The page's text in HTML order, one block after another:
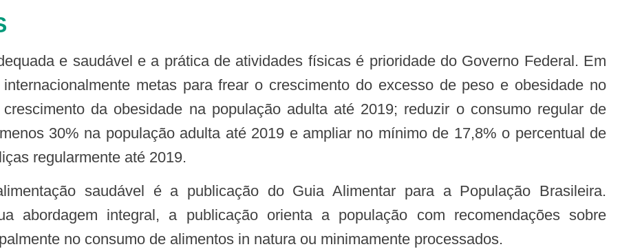
metas para frear o crescimento do excesso de peso e obesidade no
da obesidade na população adulta até 2019; reduzir o consumo regular de
30% na população adulta até 2019 e ampliar no mínimo de 17,8% o percentual de
regularmente até 2019.
abordagem integral, a publicação orienta a população com recomendações sobre
no consumo de alimentos in natura ou minimamente processados.